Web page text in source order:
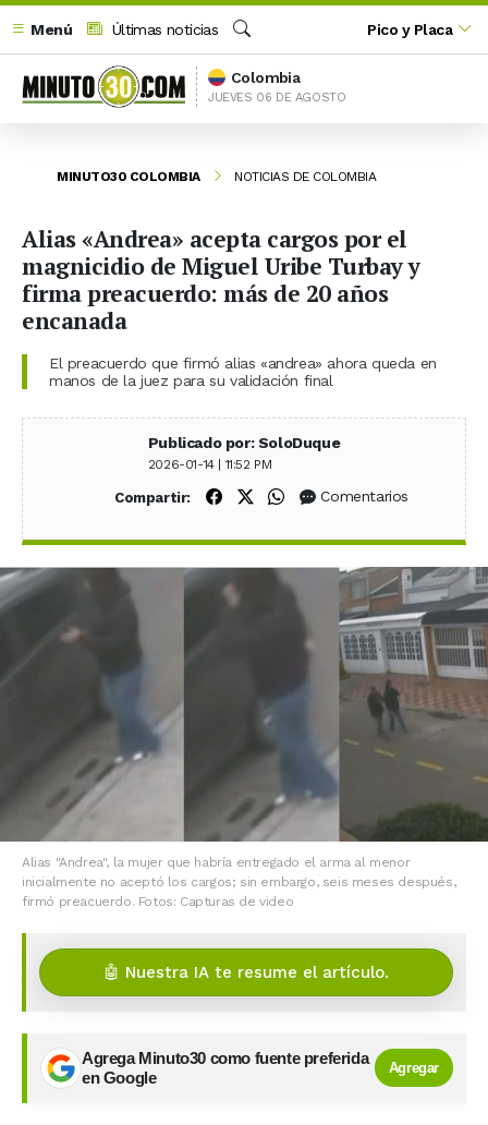
Menú
Últimas noticias
Buscar
Pico y Placa
Colombia
JUEVES 06 DE AGOSTO
MINUTO30 COLOMBIA NOTICIAS DE COLOMBIA
Alias «Andrea» acepta cargos por el
magnicidio de Miguel Uribe Turbay y
firma preacuerdo: más de 20 años
encanada
El preacuerdo que firmó alias «andrea» ahora queda en
manos de la juez para su validación final
Publicado por: SoloDuque
2026-01-14 | 11:52 PM
Compartir: Compartir en Facebook
Compartir en X (Twitter)
Compartir en WhatsApp
Comentarios
Alias "Andrea", la mujer que habría entregado el arma al menor
inicialmente no aceptó los cargos; sin embargo, seis meses después,
firmó preacuerdo. Fotos: Capturas de video
🤖 Nuestra IA te resume el artículo.
Agrega Minuto30 como fuente preferida
en Google
Agregar